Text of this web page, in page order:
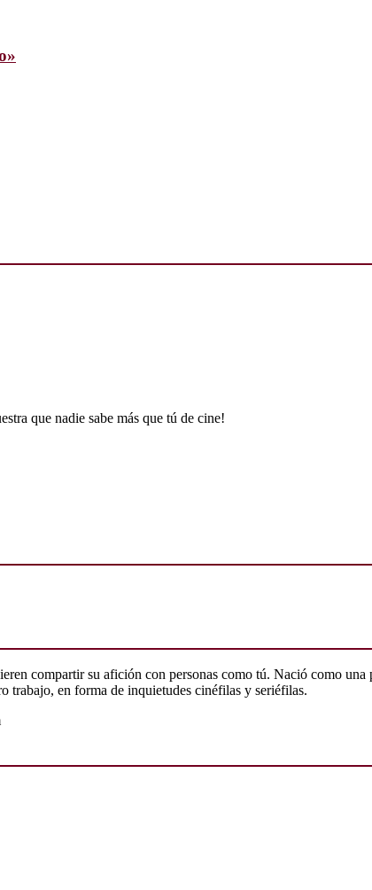
que nadie sabe más que tú de cine!
compartir su afición con personas como tú. Nació como
trabajo, en forma de inquietudes cinéfilas y seriéfilas.